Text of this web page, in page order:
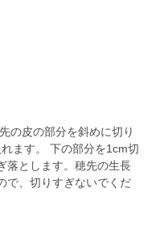
の皮の部分を斜めに切り
ます。 下の部分を1cm切
落とします。穂先の生長
で、切りすぎないでくだ